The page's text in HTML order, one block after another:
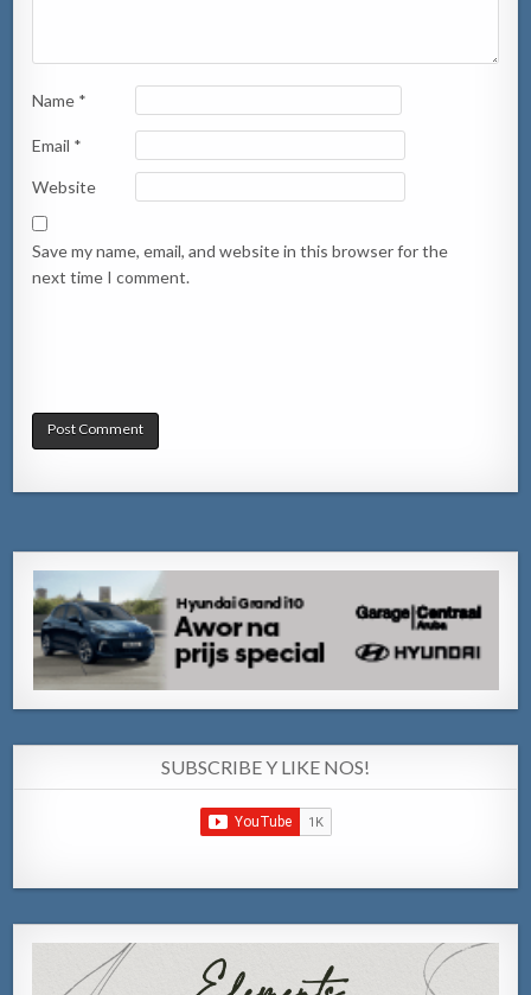
Name *
Email *
Website
Save my name, email, and website in this browser for the
next time I comment.
SUBSCRIBE Y LIKE NOS!